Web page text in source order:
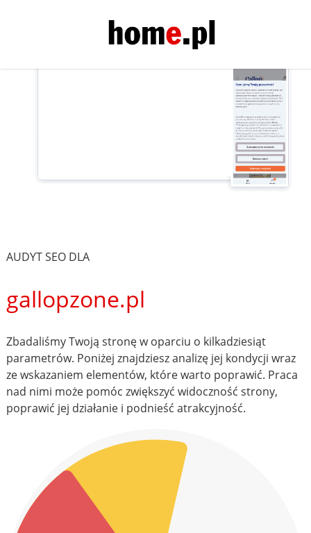
AUDYT SEO DLA
gallopzone.pl
Zbadaliśmy Twoją stronę w oparciu o kilkadziesiąt
parametrów. Poniżej znajdziesz analizę jej kondycji wraz
ze wskazaniem elementów, które warto poprawić. Praca
nad nimi może pomóc zwiększyć widoczność strony,
poprawić jej działanie i podnieść atrakcyjność.